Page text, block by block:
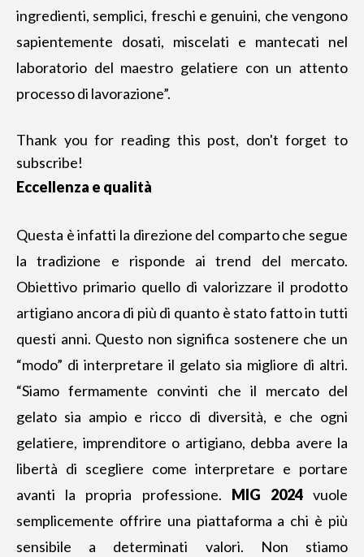
ingredienti, semplici, freschi e genuini, che vengono
sapientemente dosati, miscelati e mantecati nel
laboratorio del maestro gelatiere con un attento
processo di lavorazione”.
Thank you for reading this post, don't forget to
subscribe!
Eccellenza e qualità
Questa è infatti la direzione del comparto che segue
la tradizione e risponde ai trend del mercato.
Obiettivo primario quello di valorizzare il prodotto
artigiano ancora di più di quanto è stato fattoin tutti
questi anni. Questo non significa sostenere che un
“modo” di interpretare il gelato sia migliore di altri.
“Siamo fermamente convinti che il mercato del
gelato sia ampio e ricco di diversità, e che ogni
gelatiere, imprenditore o artigiano, debba avere la
libertà di scegliere come interpretare e portare
avanti la propria professione. MIG 2024vuole
semplicemente offrire una piattaforma a chi è più
sensibile a determinati valori. Non stiamo